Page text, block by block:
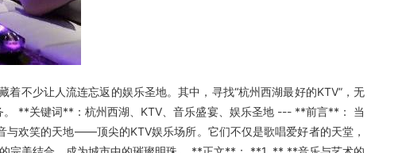
少让人流连忘返的娱乐圣地。其中，寻找“杭州西湖最好的KTV”，无
。 **关键词**：杭州西湖、KTV、音乐盛宴、娱乐圣地 --- **前言**： 当
欢笑的天地——顶尖的KTV娱乐场所。它们不仅是歌唱爱好者的天堂，